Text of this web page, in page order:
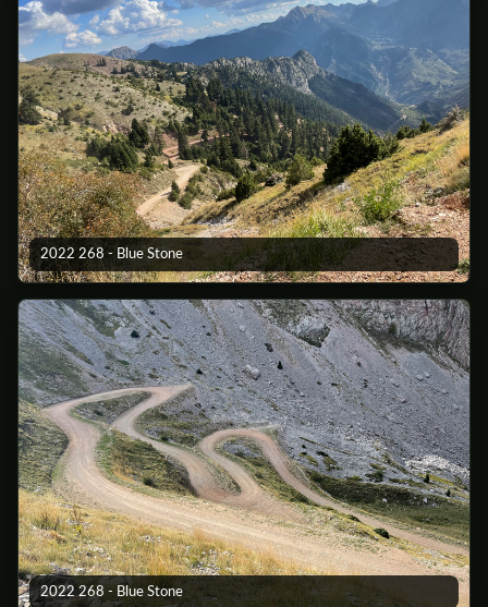
2022 268 - Blue Stone
2022 268 - Blue Stone